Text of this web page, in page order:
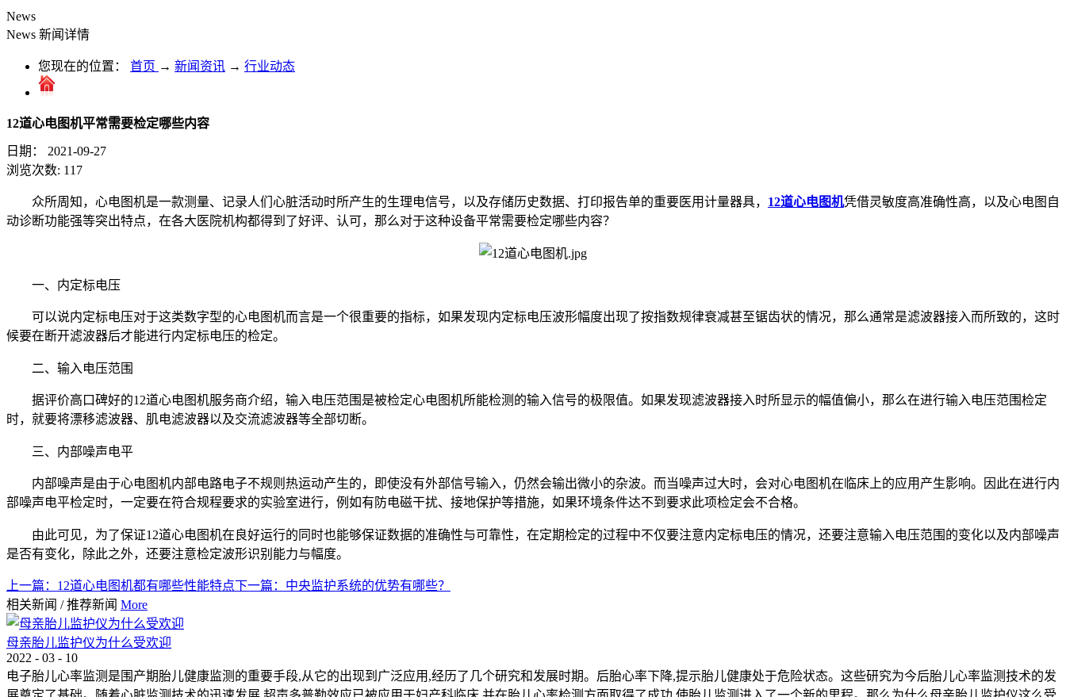
News
News 新闻详情
您现在的位置： 首页 → 新闻资讯 → 行业动态
12道心电图机平常需要检定哪些内容
日期：
2021-09-27
浏览次数: 117
众所周知，心电图机是一款测量、记录人们心脏活动时所产生的生理电信号，以及存储历史数据、打印报告单的重要医用计量器具， 12道心电图机凭借灵敏度高准确性高，以及心电图自
动诊断功能强等突出特点，在各大医院机构都得到了好评、认可，那么对于这种设备平常需要检定哪些内容？
一、内定标电压
可以说内定标电压对于这类数字型的心电图机而言是一个很重要的指标，如果发现内定标电压波形幅度出现了按指数规律衰减甚至锯齿状的情况，那么通常是滤波器接入而所致的，这时
候要在断开滤波器后才能进行内定标电压的检定。
二、输入电压范围
据评价高口碑好的12道心电图机服务商介绍，输入电压范围是被检定心电图机所能检测的输入信号的极限值。如果发现滤波器接入时所显示的幅值偏小，那么在进行输入电压范围检定
时，就要将漂移滤波器、肌电滤波器以及交流滤波器等全部切断。
三、内部噪声电平
内部噪声是由于心电图机内部电路电子不规则热运动产生的，即使没有外部信号输入，仍然会输出微小的杂波。而当噪声过大时，会对心电图机在临床上的应用产生影响。因此在进行内
部噪声电平检定时，一定要在符合规程要求的实验室进行，例如有防电磁干扰、接地保护等措施，如果环境条件达不到要求此项检定会不合格。
由此可见，为了保证12道心电图机在良好运行的同时也能够保证数据的准确性与可靠性，在定期检定的过程中不仅要注意内定标电压的情况，还要注意输入电压范围的变化以及内部噪声
是否有变化，除此之外，还要注意检定波形识别能力与幅度。
上一篇： 12道心电图机都有哪些性能特点下一篇： 中央监护系统‍的优势有哪些？
相关新闻 / 推荐新闻 More
母亲胎儿监护仪为什么受欢迎
2022 - 03 - 10
电子胎儿心率监测是围产期胎儿健康监测的重要手段,从它的出现到广泛应用,经历了几个研究和发展时期。后胎心率下降,提示胎儿健康处于危险状态。这些研究为今后胎儿心率监测技术的发